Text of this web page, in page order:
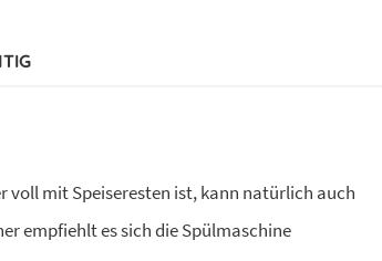
voll mit Speiseresten ist, kann natürlich auch
empfiehlt es sich die Spülmaschine